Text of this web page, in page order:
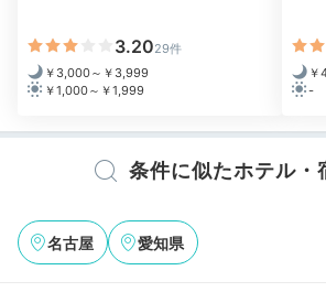
3.2029件
￥3,000～￥3,999
￥1,000～￥1,999
￥
-
条件に似たホテル・
名古屋 愛知県